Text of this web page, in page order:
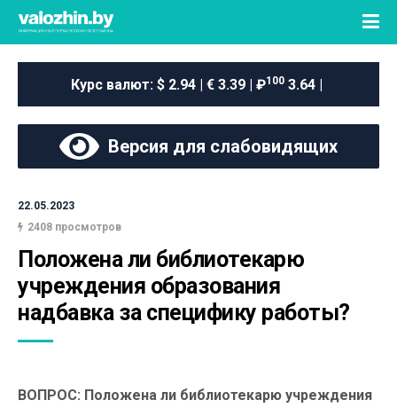
Курс валют: $ 2.94 | € 3.39 | ₽100 3.64 |
Версия для слабовидящих
22.05.2023
2408 просмотров
Положена ли библиотекарю
учреждения образования
надбавка за специфику работы?
ВОПРОС: Положена ли библиотекарю учреждения